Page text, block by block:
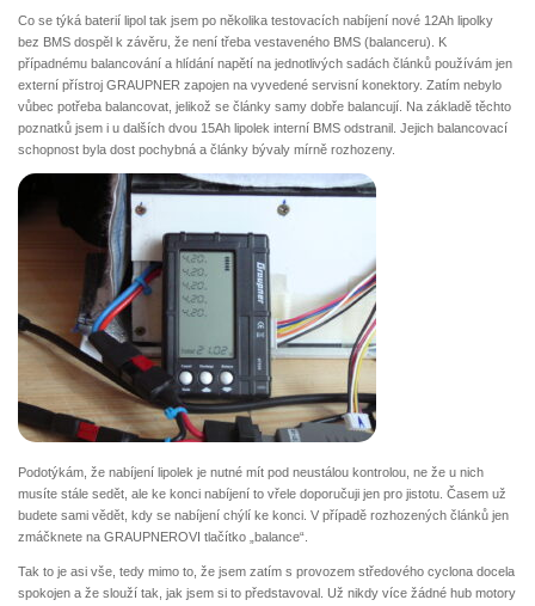
Co se týká baterií lipol tak jsem po několika testovacích nabíjení nové 12Ah lipolky
bez BMS dospěl k závěru, že není třeba vestaveného BMS (balanceru). K
případnému balancování a hlídání napětí na jednotlivých sadách článků používám jen
externí přístroj GRAUPNER zapojen na vyvedené servisní konektory. Zatím nebylo
vůbec potřeba balancovat, jelikož se články samy dobře balancují. Na základě těchto
poznatků jsem i u dalších dvou 15Ah lipolek interní BMS odstranil. Jejich balancovací
schopnost byla dost pochybná a články bývaly mírně rozhozeny.
Podotýkám, že nabíjení lipolek je nutné mít pod neustálou kontrolou, ne že u nich
musíte stále sedět, ale ke konci nabíjení to vřele doporučuji jen pro jistotu. Časem už
budete sami vědět, kdy se nabíjení chýlí ke konci. V případě rozhozených článků jen
zmáčknete na GRAUPNEROVI tlačítko „balance“.
Tak to je asi vše, tedy mimo to, že jsem zatím s provozem středového cyclona docela
spokojen a že slouží tak, jak jsem si to představoval. Už nikdy více žádné hub motory